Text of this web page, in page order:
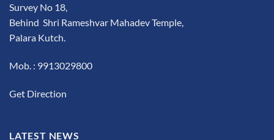
Survey No 18,
Behind Shri Rameshvar Mahadev Temple,
Palara Kutch.
Mob. : 9913029800
Get Direction
LATEST NEWS